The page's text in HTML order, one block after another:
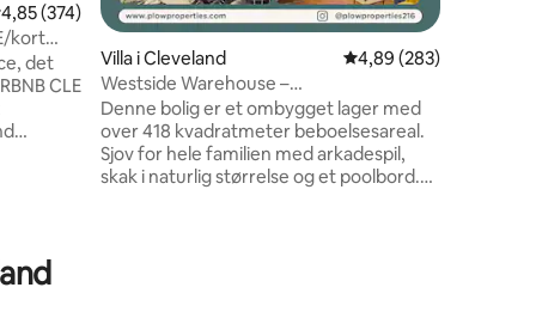
omtaler
ud af 5 i gennemsnitlig bedømmelse, 374 omtaler
4,85 (374)
kort
det
CLE
min til
Villa i Cleveland 4,89 ud af 5 i
4,89 (283)
Westside Warehouse –
spabad/spilleværelse/billardbord og
meget mere
Denne bolig er et ombygget lager med
over 418 kvadratmeter beboelsesareal.
Sjov for hele familien med arkadespil,
skak i naturlig størrelse og et poolbord.